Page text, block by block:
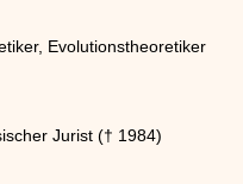
Evolutionstheoretiker
Jurist († 1984)